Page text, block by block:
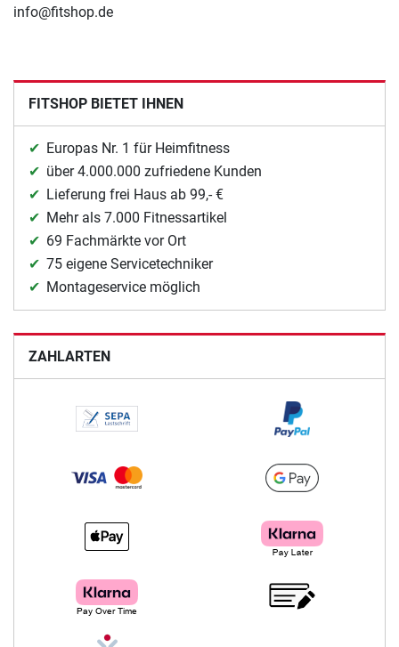
info@fitshop.de
FITSHOP BIETET IHNEN
Europas Nr. 1 für Heimfitness
über 4.000.000 zufriedene Kunden
Lieferung frei Haus ab 99,- €
Mehr als 7.000 Fitnessartikel
69 Fachmärkte vor Ort
75 eigene Servicetechniker
Montageservice möglich
ZAHLARTEN